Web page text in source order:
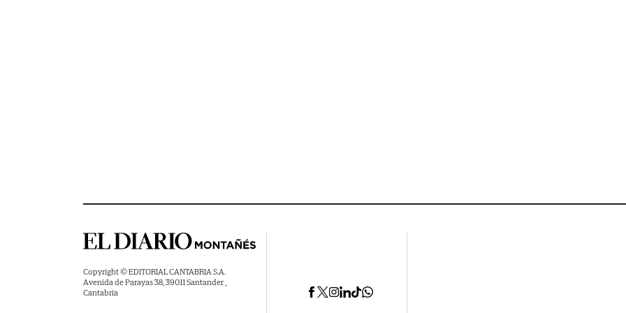
Copyright © EDITORIAL CANTABRIA S.A.
Avenida de Parayas 38, 39011 Santander ,
Cantabria